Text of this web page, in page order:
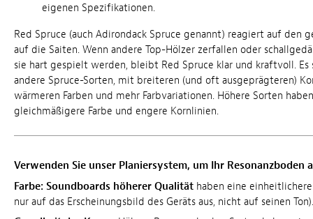
eigenen Spezifikationen.
Red Spruce (auch Adirondack Spruce genannt) reagiert auf den
auf die Saiten. Wenn andere Top-Hölzer zerfallen oder
sie hart gespielt werden, bleibt Red Spruce klar und kraftvoll. Es
andere Spruce-Sorten, mit breiteren (und oft ausgeprägteren)
wärmeren Farben und mehr Farbvariationen. Höhere Sorten
gleichmäßigere Farbe und engere Kornlinien.
Verwenden Sie unser Planiersystem, um Ihr Resonanzboden
Farbe: Soundboards höherer Qualität haben eine
nur auf das Erscheinungsbild des Geräts aus, nicht auf seinen Ton).